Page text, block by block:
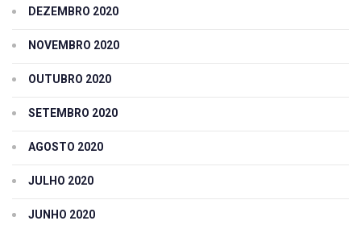
DEZEMBRO 2020
NOVEMBRO 2020
OUTUBRO 2020
SETEMBRO 2020
AGOSTO 2020
JULHO 2020
JUNHO 2020